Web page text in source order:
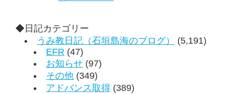
◆日記カテゴリー
うみ教日記（石垣島海のブログ）
(5,191)
EFR (47)
お知らせ (97)
その他 (349)
アドバンス取得 (389)